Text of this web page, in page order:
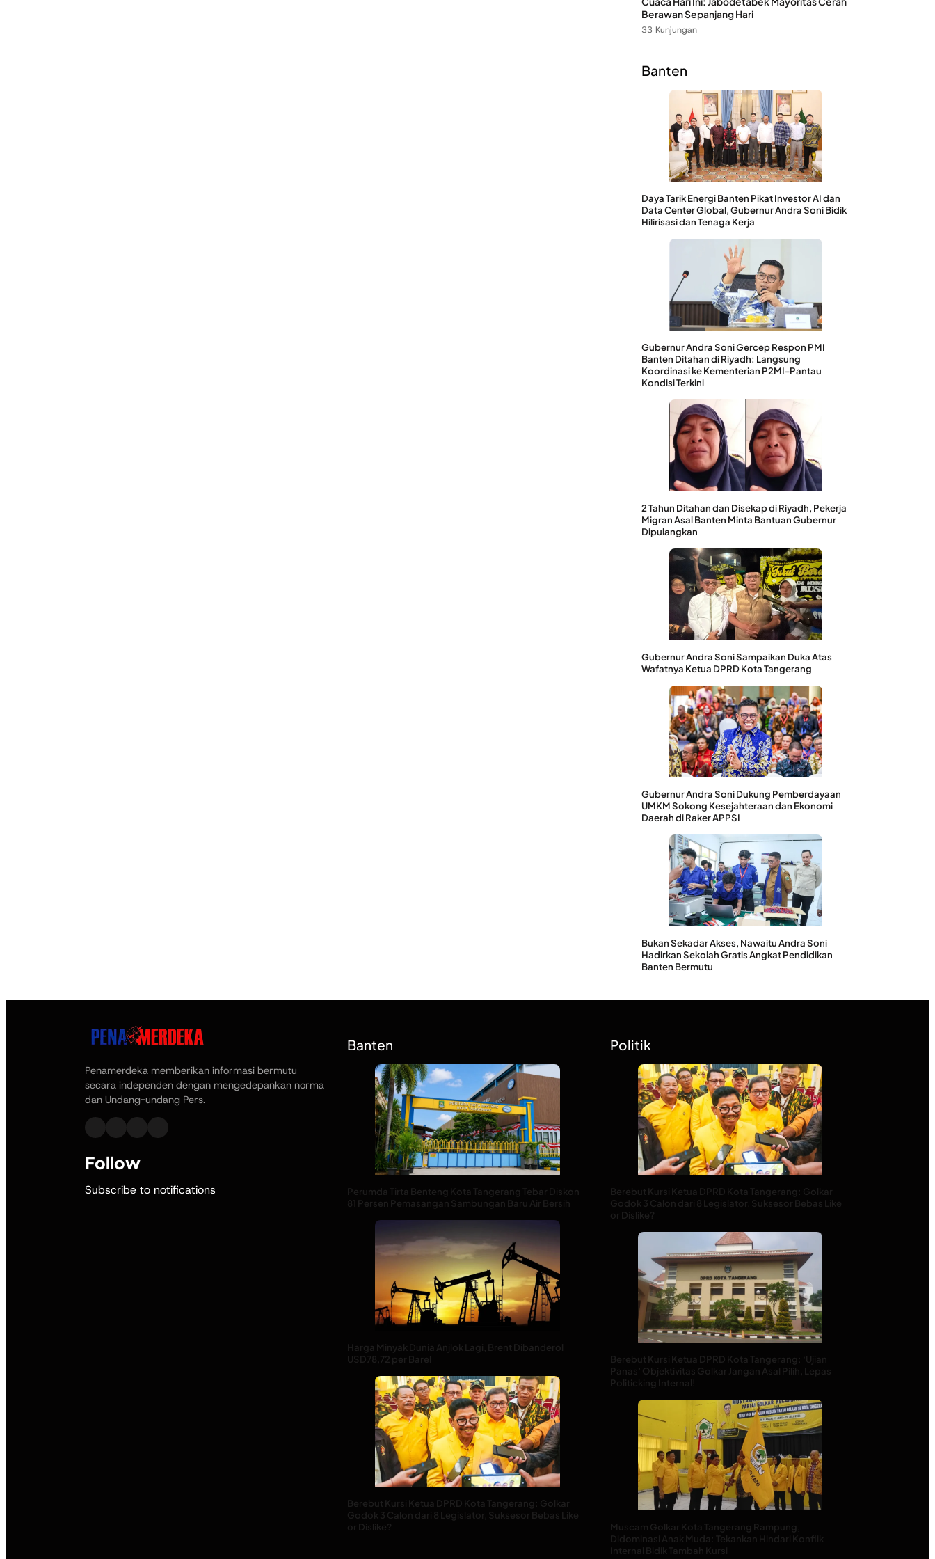
Berawan Sepanjang Hari
33 Kunjungan
Banten
Daya Tarik Energi Banten Pikat Investor AI dan
Data Center Global, Gubernur Andra Soni Bidik
Hilirisasi dan Tenaga Kerja
Gubernur Andra Soni Gercep Respon PMI
Banten Ditahan di Riyadh: Langsung
Koordinasi ke Kementerian P2MI-Pantau
Kondisi Terkini
2 Tahun Ditahan dan Disekap di Riyadh, Pekerja
Migran Asal Banten Minta Bantuan Gubernur
Dipulangkan
Gubernur Andra Soni Sampaikan Duka Atas
Wafatnya Ketua DPRD Kota Tangerang
Gubernur Andra Soni Dukung Pemberdayaan
UMKM Sokong Kesejahteraan dan Ekonomi
Daerah di Raker APPSI
Bukan Sekadar Akses, Nawaitu Andra Soni
Hadirkan Sekolah Gratis Angkat Pendidikan
Banten Bermutu
Penamerdeka memberikan informasi bermutu
secara independen dengan mengedepankan norma
dan Undang-undang Pers.
Follow
Subscribe to notifications
Banten
Perumda Tirta Benteng Kota Tangerang Tebar Diskon
81 Persen Pemasangan Sambungan Baru Air Bersih
Harga Minyak Dunia Anjlok Lagi, Brent Dibanderol
USD78,72 per Barel
Berebut Kursi Ketua DPRD Kota Tangerang: Golkar
Godok 3 Calon dari 8 Legislator, Suksesor Bebas Like
or Dislike?
Politik
Berebut Kursi Ketua DPRD Kota Tangerang: Golkar
Godok 3 Calon dari 8 Legislator, Suksesor Bebas Like
or Dislike?
Berebut Kursi Ketua DPRD Kota Tangerang: ‘Ujian
Panas’ Objektivitas Golkar Jangan Asal Pilih, Lepas
Politicking Internal!
Muscam Golkar Kota Tangerang Rampung,
Didominasi Anak Muda: Tekankan Hindari Konflik
Internal Bidik Tambah Kursi